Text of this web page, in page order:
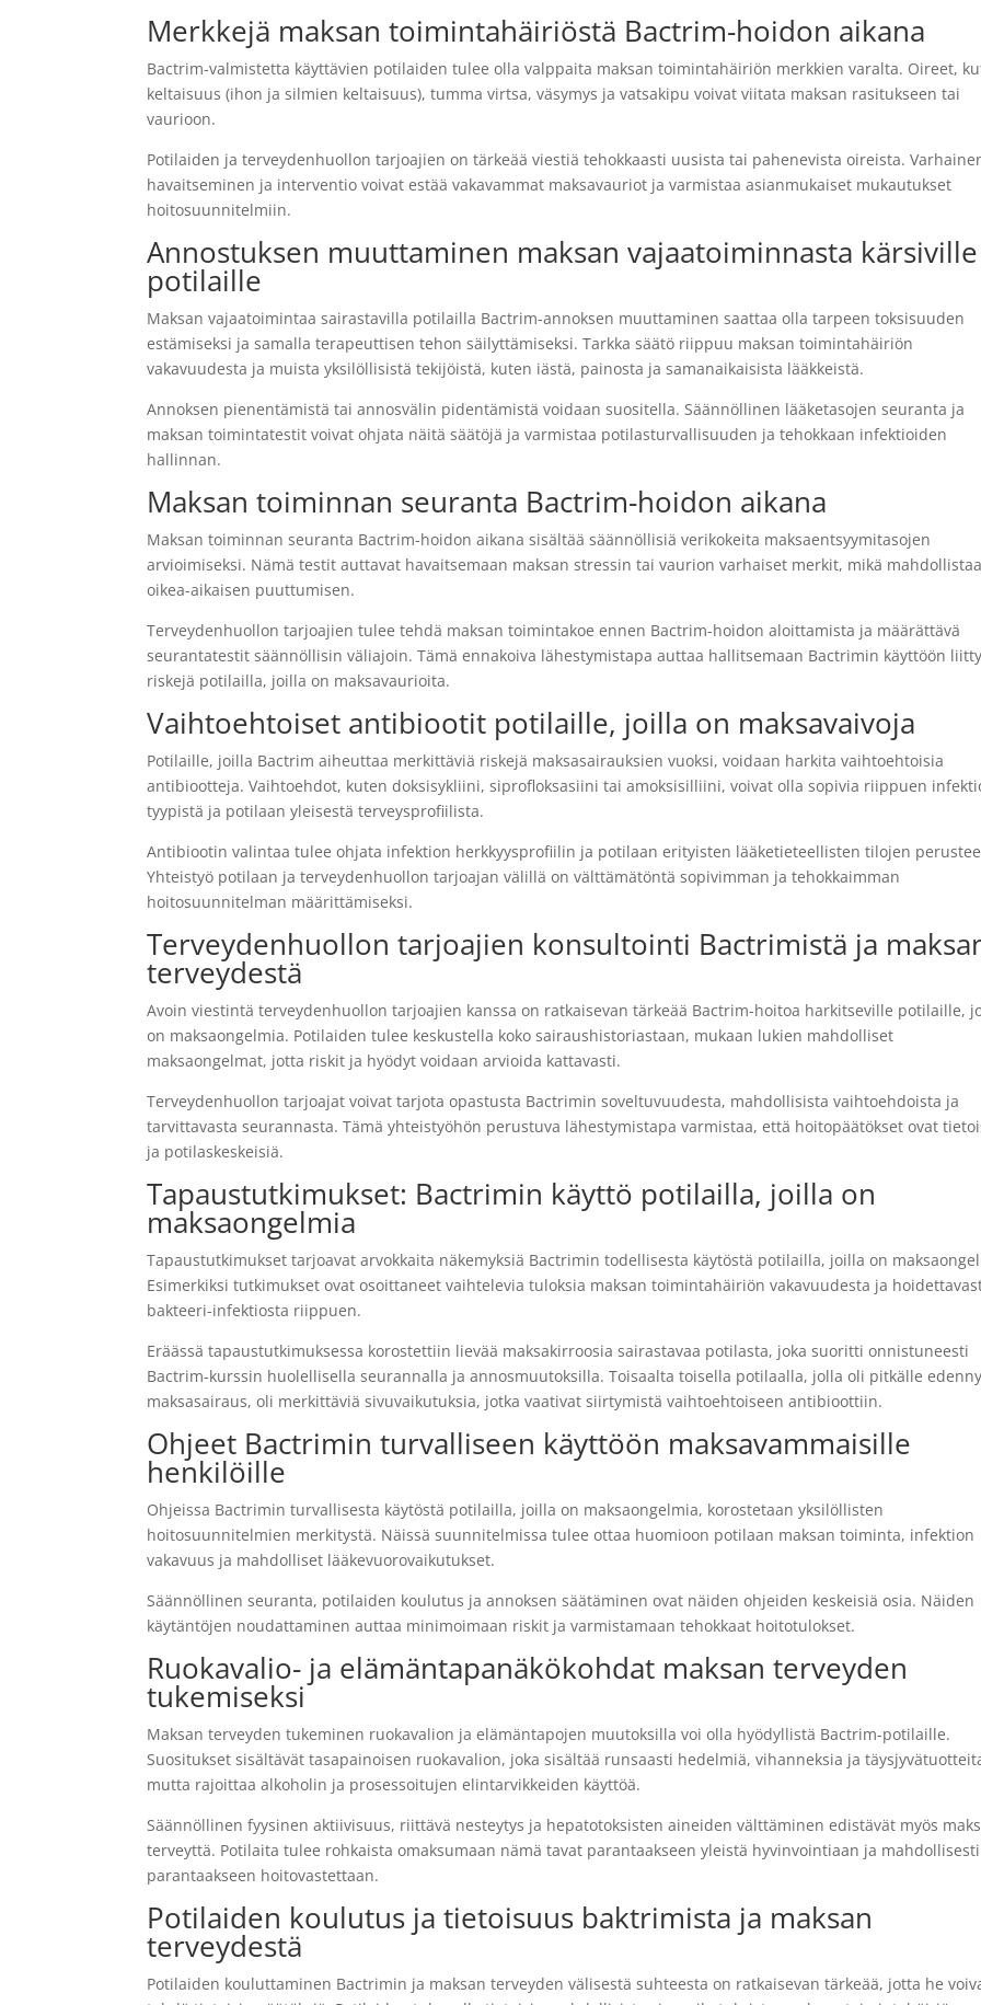
Merkkejä maksan toimintahäiriöstä Bactrim-hoidon aikana
Bactrim-valmistetta käyttävien potilaiden tulee olla valppaita maksan toimintahäiriön merkkien varalta. Oireet,
keltaisuus (ihon ja silmien keltaisuus), tumma virtsa, väsymys ja vatsakipu voivat viitata maksan rasitukseen tai
vaurioon.
Potilaiden ja terveydenhuollon tarjoajien on tärkeää viestiä tehokkaasti uusista tai pahenevista oireista.
havaitseminen ja interventio voivat estää vakavammat maksavauriot ja varmistaa asianmukaiset mukautukset
hoitosuunnitelmiin.
Annostuksen muuttaminen maksan vajaatoiminnasta kärsiville
potilaille
Maksan vajaatoimintaa sairastavilla potilailla Bactrim-annoksen muuttaminen saattaa olla tarpeen toksisuuden
estämiseksi ja samalla terapeuttisen tehon säilyttämiseksi. Tarkka säätö riippuu maksan toimintahäiriön
vakavuudesta ja muista yksilöllisistä tekijöistä, kuten iästä, painosta ja samanaikaisista lääkkeistä.
Annoksen pienentämistä tai annosvälin pidentämistä voidaan suositella. Säännöllinen lääketasojen seuranta ja
maksan toimintatestit voivat ohjata näitä säätöjä ja varmistaa potilasturvallisuuden ja tehokkaan infektioiden
hallinnan.
Maksan toiminnan seuranta Bactrim-hoidon aikana
Maksan toiminnan seuranta Bactrim-hoidon aikana sisältää säännöllisiä verikokeita maksaentsyymitasojen
arvioimiseksi. Nämä testit auttavat havaitsemaan maksan stressin tai vaurion varhaiset merkit, mikä mahdollistaa
oikea-aikaisen puuttumisen.
Terveydenhuollon tarjoajien tulee tehdä maksan toimintakoe ennen Bactrim-hoidon aloittamista ja määrättävä
seurantatestit säännöllisin väliajoin. Tämä ennakoiva lähestymistapa auttaa hallitsemaan Bactrimin käyttöön
riskejä potilailla, joilla on maksavaurioita.
Vaihtoehtoiset antibiootit potilaille, joilla on maksavaivoja
Potilaille, joilla Bactrim aiheuttaa merkittäviä riskejä maksasairauksien vuoksi, voidaan harkita vaihtoehtoisia
antibiootteja. Vaihtoehdot, kuten doksisykliini, siprofloksasiini tai amoksisilliini, voivat olla sopivia riippuen
tyypistä ja potilaan yleisestä terveysprofiilista.
Antibiootin valintaa tulee ohjata infektion herkkyysprofiilin ja potilaan erityisten lääketieteellisten tilojen
Yhteistyö potilaan ja terveydenhuollon tarjoajan välillä on välttämätöntä sopivimman ja tehokkaimman
hoitosuunnitelman määrittämiseksi.
Terveydenhuollon tarjoajien konsultointi Bactrimistä ja
terveydestä
Avoin viestintä terveydenhuollon tarjoajien kanssa on ratkaisevan tärkeää Bactrim-hoitoa harkitseville potilaille,
on maksaongelmia. Potilaiden tulee keskustella koko sairaushistoriastaan, mukaan lukien mahdolliset
maksaongelmat, jotta riskit ja hyödyt voidaan arvioida kattavasti.
Terveydenhuollon tarjoajat voivat tarjota opastusta Bactrimin soveltuvuudesta, mahdollisista vaihtoehdoista ja
tarvittavasta seurannasta. Tämä yhteistyöhön perustuva lähestymistapa varmistaa, että hoitopäätökset ovat
ja potilaskeskeisiä.
Tapaustutkimukset: Bactrimin käyttö potilailla, joilla on
maksaongelmia
Tapaustutkimukset tarjoavat arvokkaita näkemyksiä Bactrimin todellisesta käytöstä potilailla, joilla on
Esimerkiksi tutkimukset ovat osoittaneet vaihtelevia tuloksia maksan toimintahäiriön vakavuudesta ja
bakteeri-infektiosta riippuen.
Eräässä tapaustutkimuksessa korostettiin lievää maksakirroosia sairastavaa potilasta, joka suoritti onnistuneesti
Bactrim-kurssin huolellisella seurannalla ja annosmuutoksilla. Toisaalta toisella potilaalla, jolla oli pitkälle
maksasairaus, oli merkittäviä sivuvaikutuksia, jotka vaativat siirtymistä vaihtoehtoiseen antibioottiin.
Ohjeet Bactrimin turvalliseen käyttöön maksavammaisille
henkilöille
Ohjeissa Bactrimin turvallisesta käytöstä potilailla, joilla on maksaongelmia, korostetaan yksilöllisten
hoitosuunnitelmien merkitystä. Näissä suunnitelmissa tulee ottaa huomioon potilaan maksan toiminta, infektion
vakavuus ja mahdolliset lääkevuorovaikutukset.
Säännöllinen seuranta, potilaiden koulutus ja annoksen säätäminen ovat näiden ohjeiden keskeisiä osia. Näiden
käytäntöjen noudattaminen auttaa minimoimaan riskit ja varmistamaan tehokkaat hoitotulokset.
Ruokavalio- ja elämäntapanäkökohdat maksan terveyden
tukemiseksi
Maksan terveyden tukeminen ruokavalion ja elämäntapojen muutoksilla voi olla hyödyllistä Bactrim-potilaille.
Suositukset sisältävät tasapainoisen ruokavalion, joka sisältää runsaasti hedelmiä, vihanneksia ja
mutta rajoittaa alkoholin ja prosessoitujen elintarvikkeiden käyttöä.
Säännöllinen fyysinen aktiivisuus, riittävä nesteytys ja hepatotoksisten aineiden välttäminen edistävät myös
terveyttä. Potilaita tulee rohkaista omaksumaan nämä tavat parantaakseen yleistä hyvinvointiaan ja mahdollisesti
parantaakseen hoitovastettaan.
Potilaiden koulutus ja tietoisuus baktrimista ja maksan
terveydestä
Potilaiden kouluttaminen Bactrimin ja maksan terveyden välisestä suhteesta on ratkaisevan tärkeää, jotta he